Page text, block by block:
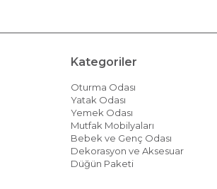
Kategoriler
Oturma Odası
Yatak Odası
Yemek Odası
Mutfak Mobilyaları
Bebek ve Genç Odası
Dekorasyon ve Aksesuar
Düğün Paketi